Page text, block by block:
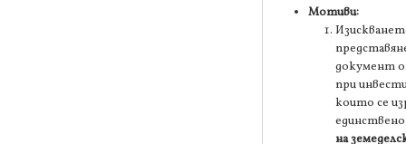
Мотиви:
документ
при
които се
на